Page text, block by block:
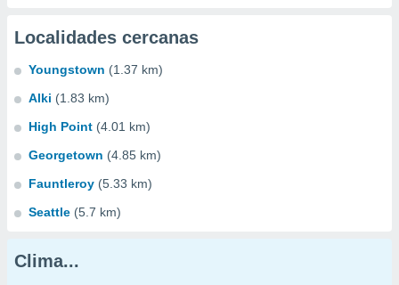
Localidades cercanas
Youngstown (1.37 km)
Alki (1.83 km)
High Point (4.01 km)
Georgetown (4.85 km)
Fauntleroy (5.33 km)
Seattle (5.7 km)
Clima...